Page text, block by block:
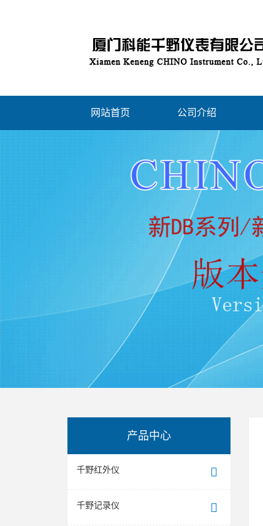
网站首页 公司介绍
产品中心
千野红外仪
千野记录仪